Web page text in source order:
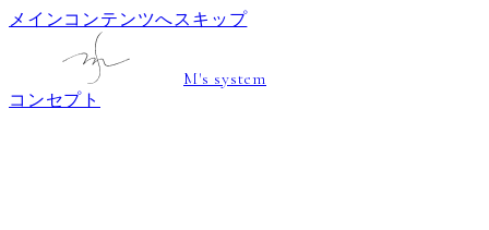
メインコンテンツへスキップ
M's system
コンセプト